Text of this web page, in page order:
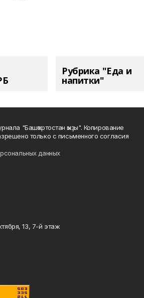
Рубрика "Еда и
напитки"
"Башҡортостан ҡыҙы". Копирование
только с письменного согласия
данных
13, 7-й этаж